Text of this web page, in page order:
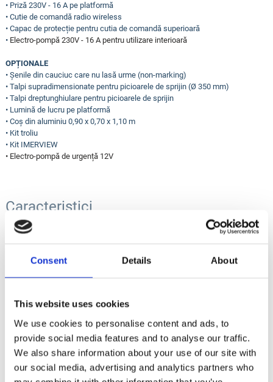
Consent Details About
This website uses cookies
We use cookies to personalise content and ads, to
provide social media features and to analyse our traffic.
We also share information about your use of our site with
our social media, advertising and analytics partners who
• Priză 230V - 16 A pe platformă
• Cutie de comandă radio wireless
• Capac de protecție pentru cutia de comandă superioară
• Electro-pompă 230V - 16 A pentru utilizare interioară
OPȚIONALE
• Șenile din cauciuc care nu lasă urme (non-marking)
• Talpi supradimensionate pentru picioarele de sprijin (Ø 350 mm)
• Talpi dreptunghiulare pentru picioarele de sprijin
• Lumină de lucru pe platformă
• Coș din aluminiu 0,90 x 0,70 x 1,10 m
• Kit troliu
• Kit IMERVIEW
• Electro-pompă de urgență 12V
Caracteristici
18 m
Extindere laterala
10 / 230 m / kg
Up & Over
8 m